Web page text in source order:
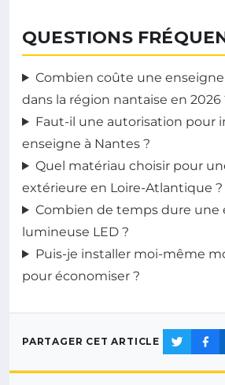
QUESTIONS
Combien coûte une
dans la région nantaise en 2026
Faut-il une autorisation pour
enseigne à Nantes ?
Quel matériau choisir pour
extérieure en Loire-Atlantique ?
Combien de temps dure une
lumineuse LED ?
Puis-je installer moi-même
pour économiser ?
PARTAGER CET ARTICLE